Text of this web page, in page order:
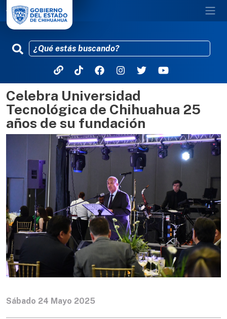
Pasar al contenido principal
Celebra Universidad
Tecnológica de Chihuahua 25
años de su fundación
Sábado 24 Mayo 2025